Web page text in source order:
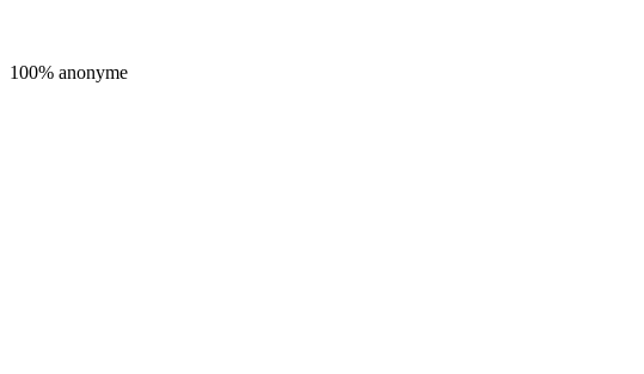
100% anonyme